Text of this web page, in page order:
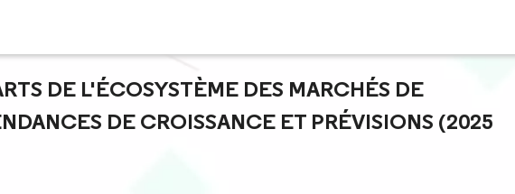
DE L'ÉCOSYSTÈME DES MARCHÉS DE
DE CROISSANCE ET PRÉVISIONS (2025